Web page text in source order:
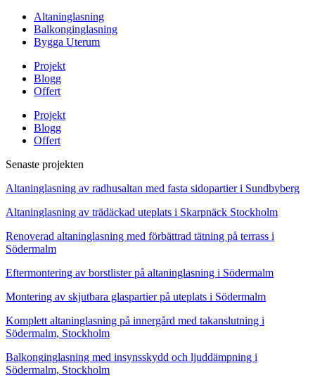
Altaninglasning
Balkonginglasning
Bygga Uterum
Projekt
Blogg
Offert
Projekt
Blogg
Offert
Senaste projekten
Altaninglasning av radhusaltan med fasta sidopartier i Sundbyberg
Altaninglasning av trädäckad uteplats i Skarpnäck Stockholm
Renoverad altaninglasning med förbättrad tätning på terrass i
Södermalm
Eftermontering av borstlister på altaninglasning i Södermalm
Montering av skjutbara glaspartier på uteplats i Södermalm
Komplett altaninglasning på innergård med takanslutning i
Södermalm, Stockholm
Balkonginglasning med insynsskydd och ljuddämpning i
Södermalm, Stockholm